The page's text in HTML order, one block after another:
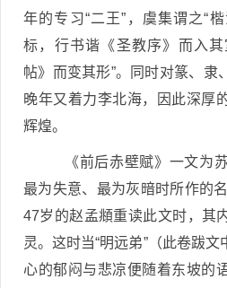
年的专习“二王”，虞集谓之“
标，行书谐《圣教序》而入
帖》而变其形”。同时对篆、隶
晚年又着力李北海，因此深厚
辉煌。
《前后赤壁赋》一文为
最为失意、最为灰暗时所作的
47岁的赵孟頫重读此文时，其
灵。这时当“明远弟”（此卷跋
心的郁闷与悲凉便随着东坡的